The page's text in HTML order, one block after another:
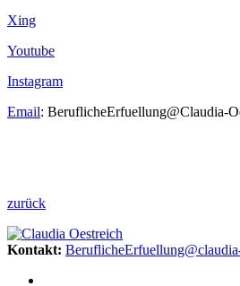
Xing
Youtube
Instagram
Email: BeruflicheErfuellung@Claudia-
zurück
Kontakt: